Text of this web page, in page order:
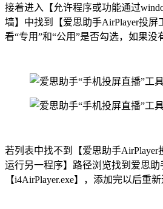
接着进入【允许程序或功能通过
墙】中找到【爱思助手AirPlayer投屏
看“专用”和“公用”是否勾选，如果没
若列表中找不到【爱思助手
运行另一程序】路径浏览找到爱思
【i4AirPlayer.exe】，添加完以后重新